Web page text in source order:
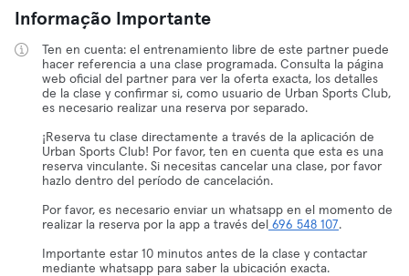
Informação Importante
Ten en cuenta: el entrenamiento libre de este partner puede
hacer referencia a una clase programada. Consulta la página
web oficial del partner para ver la oferta exacta, los detalles
de la clase y confirmar si, como usuario de Urban Sports Club,
es necesario realizar una reserva por separado.
¡Reserva tu clase directamente a través de la aplicación de
Urban Sports Club! Por favor, ten en cuenta que esta es una
reserva vinculante. Si necesitas cancelar una clase, por favor
hazlo dentro del período de cancelación.
Por favor, es necesario enviar un whatsapp en el momento de
realizar la reserva por la app a través del 696 548 107.
Importante estar 10 minutos antes de la clase y contactar
mediante whatsapp para saber la ubicación exacta.